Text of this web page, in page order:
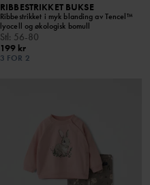
RIBBESTRIKKET BUKSE
Ribbestrikket i myk blanding av Tencel™
lyocell og økologisk bomull
Stl: 56-80
199 kr
3 FOR 2